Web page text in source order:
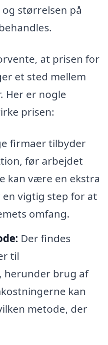
størrelsen på
at prisen for
et sted mellem
Her er nogle
prisen:
firmaer tilbyder
før arbejdet
kan være en ekstra
vigtig step for at
omfang.
Der findes
til
brug af
kan
metode, der